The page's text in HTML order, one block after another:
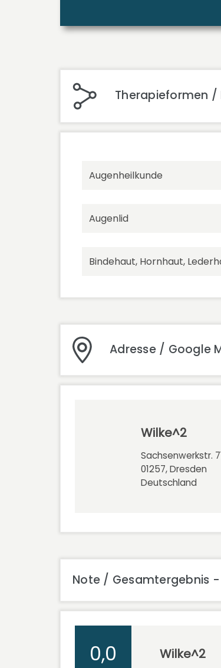
Therapieformen /
Augenheilkunde
Augenlid
Bindehaut, Hornhaut,
Adresse / Google
Wilke^2
Sachsenwerkstr.
01257, Dresden
Deutschland
Note / Gesamtergebnis
0,0 Wilke^2